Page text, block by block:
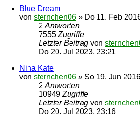
Blue Dream
von sternchen06 » Do 11. Feb
2 Antworten
7555 Zugriffe
Letzter Beitrag von
Do 20. Jul 2023, 23:21
Nina Kate
von sternchen06 » So 19. Jun
2 Antworten
10949 Zugriffe
Letzter Beitrag von
Do 20. Jul 2023, 23:16